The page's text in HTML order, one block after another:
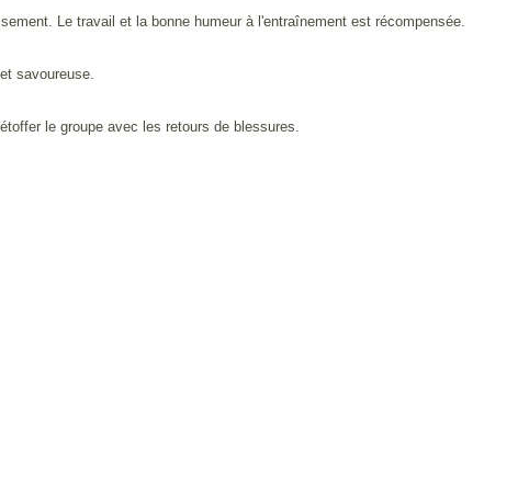
Le travail et la bonne humeur à l'entraînement est récompensée.
savoureuse.
le groupe avec les retours de blessures.